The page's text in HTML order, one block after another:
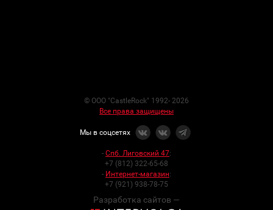
© ООО "CastleRock" 1992- 2026
Все права защищены
Мы в соцсетях
- Спб. Лиговский 47:
+7 (812) 322-65-68
- Интернет-магазин:
+7 (921) 938-78-75
Разработка сайтов —